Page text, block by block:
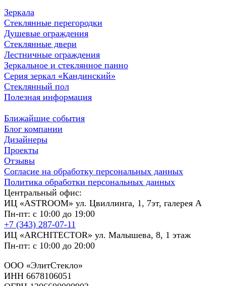
Зеркала
Стеклянные перегородки
Душевые ограждения
Стеклянные двери
Лестничные ограждения
Зеркальное и стеклянное панно
Серия зеркал «Кандинский»
Стеклянный пол
Полезная информация
Ближайшие события
Блог компании
Дизайнеры
Проекты
Отзывы
Согласие на обработку персональных данных
Политика обработки персональных данных
Центральный офис:
ИЦ «ASTROOM» ул. Цвиллинга, 1, 7эт, галерея А
Пн-пт: с 10:00 до 19:00
+7 (343) 287-07-11
ИЦ «ARCHITECTOR» ул. Малышева, 8, 1 этаж
Пн-пт: с 10:00 до 20:00
ООО «ЭлитСтекло»
ИНН 6678106051